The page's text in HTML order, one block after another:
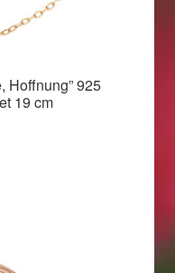
Hoffnung” 925
19 cm